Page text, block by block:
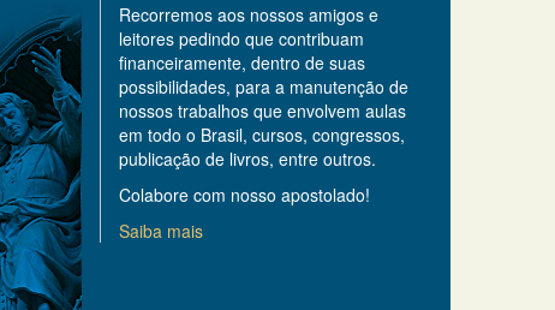
Recorremos aos nossos amigos e
leitores pedindo que contribuam
financeiramente, dentro de suas
possibilidades, para a manutenção de
nossos trabalhos que envolvem aulas
em todo o Brasil, cursos, congressos,
publicação de livros, entre outros.
Colabore com nosso apostolado!
Saiba mais